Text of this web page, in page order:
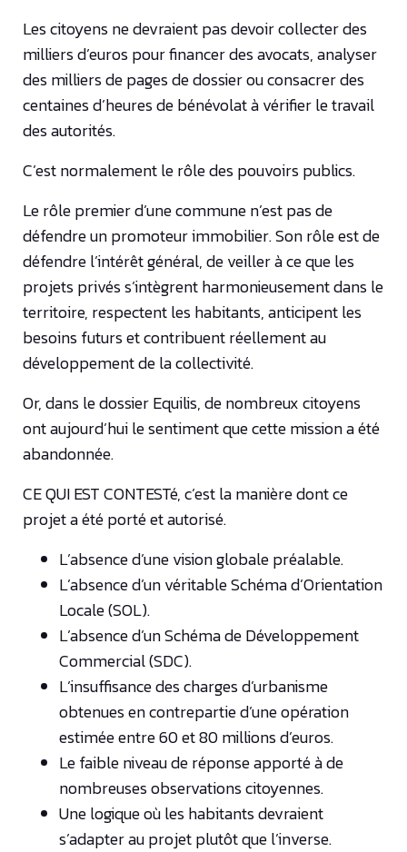
Les citoyens ne devraient pas devoir collecter des
milliers d’euros pour financer des avocats, analyser
des milliers de pages de dossier ou consacrer des
centaines d’heures de bénévolat à vérifier le travail
des autorités.
C’est normalement le rôle des pouvoirs publics.
Le rôle premier d’une commune n’est pas de
défendre un promoteur immobilier. Son rôle est de
défendre l’intérêt général, de veiller à ce que les
projets privés s’intègrent harmonieusement dans le
territoire, respectent les habitants, anticipent les
besoins futurs et contribuent réellement au
développement de la collectivité.
Or, dans le dossier Equilis, de nombreux citoyens
ont aujourd’hui le sentiment que cette mission a été
abandonnée.
CE QUI EST CONTESTé, c’est la manière dont ce
projet a été porté et autorisé.
L’absence d’une vision globale préalable.
L’absence d’un véritable Schéma d’Orientation
Locale (SOL).
L’absence d’un Schéma de Développement
Commercial (SDC).
L’insuffisance des charges d’urbanisme
obtenues en contrepartie d’une opération
estimée entre 60 et 80 millions d’euros.
Le faible niveau de réponse apporté à de
nombreuses observations citoyennes.
Une logique où les habitants devraient
s’adapter au projet plutôt que l’inverse.